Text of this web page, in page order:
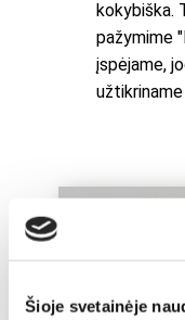
Šioje svetainėje
kokybiška.
pažymime
įspėjame,